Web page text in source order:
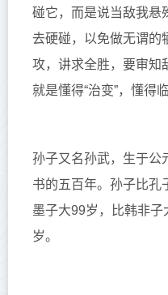
碰它，而是说当敌我悬
去硬碰，以免做无谓的
攻，讲求全胜，要审知
就是懂得“治变”，懂得
孙子又名孙武，生于公
书的五百年。孙子比孔
墨子大99岁，比韩非
岁。